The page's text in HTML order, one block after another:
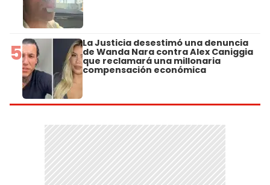
5 La Justicia desestimó una denuncia
de Wanda Nara contra Alex Caniggia
que reclamará una millonaria
compensación económica